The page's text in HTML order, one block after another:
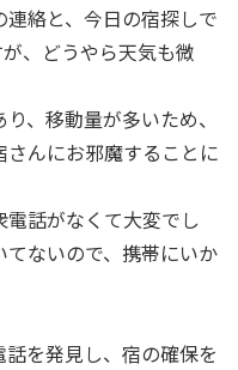
絡と、今日の宿探しで
、どうやら天気も微
、移動量が多いため、
んにお邪魔することに
話がなくて大変でし
ないので、携帯にいか
を発見し、宿の確保を